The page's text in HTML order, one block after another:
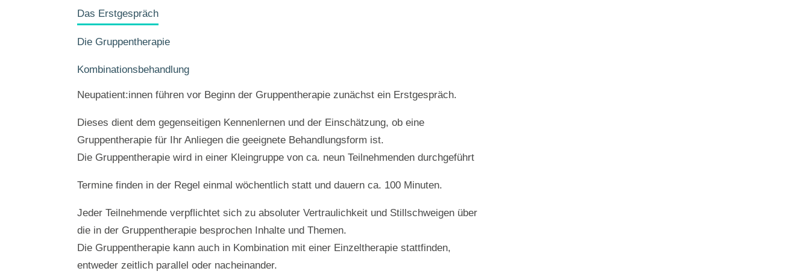
Das Erstgespräch
Die Gruppentherapie
Kombinationsbehandlung
Neupatient:innen führen vor Beginn der Gruppentherapie zunächst ein Erstgespräch.
Dieses dient dem gegenseitigen Kennenlernen und der Einschätzung, ob eine
Gruppentherapie für Ihr Anliegen die geeignete Behandlungsform ist.
Die Gruppentherapie wird in einer Kleingruppe von ca. neun Teilnehmenden durchgeführt
Termine finden in der Regel einmal wöchentlich statt und dauern ca. 100 Minuten.
Jeder Teilnehmende verpflichtet sich zu absoluter Vertraulichkeit und Stillschweigen über
die in der Gruppentherapie besprochen Inhalte und Themen.
Die Gruppentherapie kann auch in Kombination mit einer Einzeltherapie stattfinden,
entweder zeitlich parallel oder nacheinander.